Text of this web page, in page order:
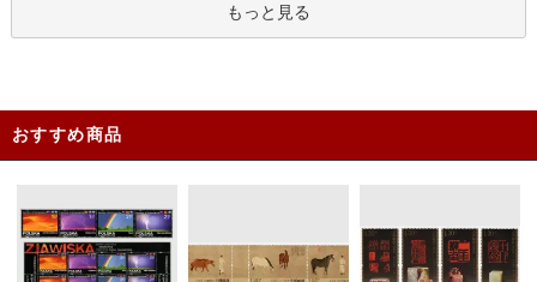
もっと見る
おすすめ商品